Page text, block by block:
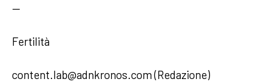
—
Fertilità
content.lab@adnkronos.com (Redazione)